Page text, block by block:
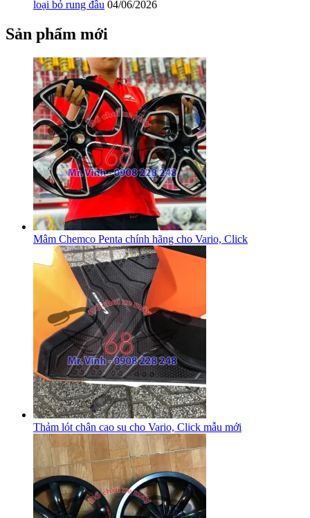
loại bỏ rung đầu 04/06/2026
Sản phẩm mới
Mâm Chemco Penta chính hãng cho Vario, Click
Thảm lót chân cao su cho Vario, Click mẫu mới